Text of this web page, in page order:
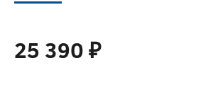
25 390 ₽